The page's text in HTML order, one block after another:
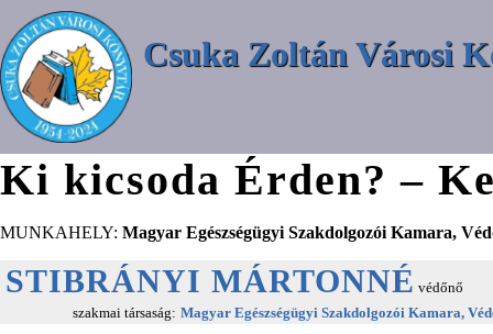
Csuka Zoltán Városi
Ki kicsoda Érden? –
MUNKAHELY: Magyar Egészségügyi Szakdolgozói Kamara,
STIBRÁNYI MÁRTONNÉ védőnő
szakmai társaság: Magyar Egészségügyi Szakdolgozói Kamara,